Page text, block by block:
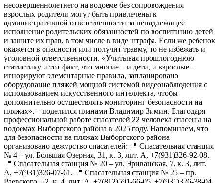
несовершеннолетнего на водоеме без сопровождения
взрослых родители могут быть привлечены к
административной ответственности за ненадлежащее
исполнение родительских обязанностей по воспитанию детей
и защите их прав, в том числе в виде штрафа. Если же ребенок
окажется в опасности или получит травму, то не избежать и
уголовной ответственности. «Учитывая прошлогоднюю
статистику и тот факт, что многие – и дети, и взрослые –
игнорируют элементарные правила, запланировано
оборудование пляжей мощной системой видеонаблюдения с
использованием искусственного интеллекта, чтобы
дополнительно осуществлять мониторинг безопасности на
пляжах», – поделился планами Владимир Зимин. Благодаря
профессиональной работе спасателей 22 человека спасены на
водоемах Выборгского района в 2025 году. Напоминаем, что
для безопасности на пляжах Выборгского района
организовано дежурство спасателей: 📍 Спасательная станция
№ 4 – ул. Большая Озерная, 31, к. 3, лит. А, +7(931)326-92-08.
📍 Спасательная станция № 20 – ул. Эриванская, 7, к. 3, лит.
А, +7(931)326-07-61. 📍 Спасательная станция № 25 – пр.
Раевского, 22, к. 4, лит. А, +7(812)591-66-05, +7(931)326-38-04.